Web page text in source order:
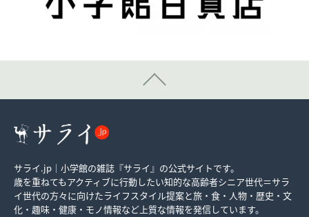
サライ.jp｜小学館の雑誌『サライ』の公式サイトです。
歳を重ねてもアクティブに行動したい知的な高齢者シニア世代＝サラ
イ世代の方々に向けたライフスタイル提案と旅・食・人物・歴史・文
化・趣味・健康・モノ情報など上質な情報を発信しています。